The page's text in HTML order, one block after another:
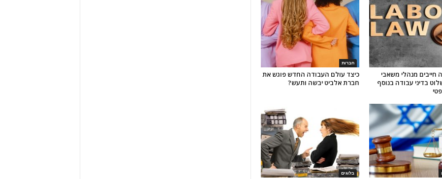
חברות
כיצד עולם העבודה החדש פוגש את
חברת אלביט יבשה ותעש?
חייבים מנהלי משאבי
בדיני עבודה בנוסף
בלוגים